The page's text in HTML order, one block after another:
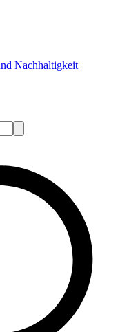
Nachhaltigkeit